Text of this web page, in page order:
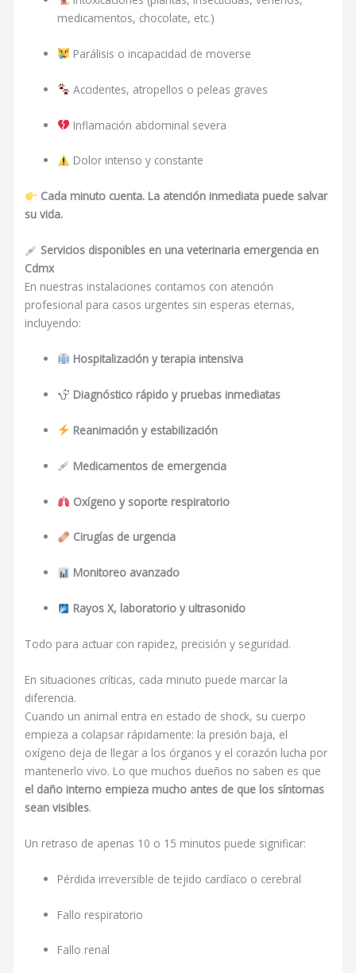
medicamentos, chocolate, etc.)
Parálisis o incapacidad de moverse
Accidentes, atropellos o peleas graves
Inflamación abdominal severa
Dolor intenso y constante
Cada minuto cuenta. La atención inmediata puede salvar
su vida.
Servicios disponibles en una veterinaria emergencia en
Cdmx
En nuestras instalaciones contamos con atención
profesional para casos urgentes sin esperas eternas,
incluyendo:
Hospitalización y terapia intensiva
Diagnóstico rápido y pruebas inmediatas
Reanimación y estabilización
Medicamentos de emergencia
Oxígeno y soporte respiratorio
Cirugías de urgencia
Monitoreo avanzado
Rayos X, laboratorio y ultrasonido
Todo para actuar con rapidez, precisión y seguridad.
En situaciones críticas, cada minuto puede marcar la
diferencia.
Cuando un animal entra en estado de shock, su cuerpo
empieza a colapsar rápidamente: la presión baja, el
oxígeno deja de llegar a los órganos y el corazón lucha por
mantenerlo vivo. Lo que muchos dueños no saben es que
el daño interno empieza mucho antes de que los síntomas
sean visibles.
Un retraso de apenas 10 o 15 minutos puede significar:
Pérdida irreversible de tejido cardíaco o cerebral
Fallo respiratorio
Fallo renal